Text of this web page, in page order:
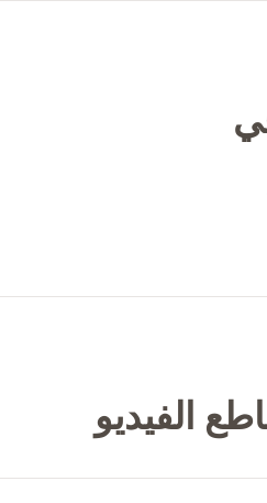
الفيديو